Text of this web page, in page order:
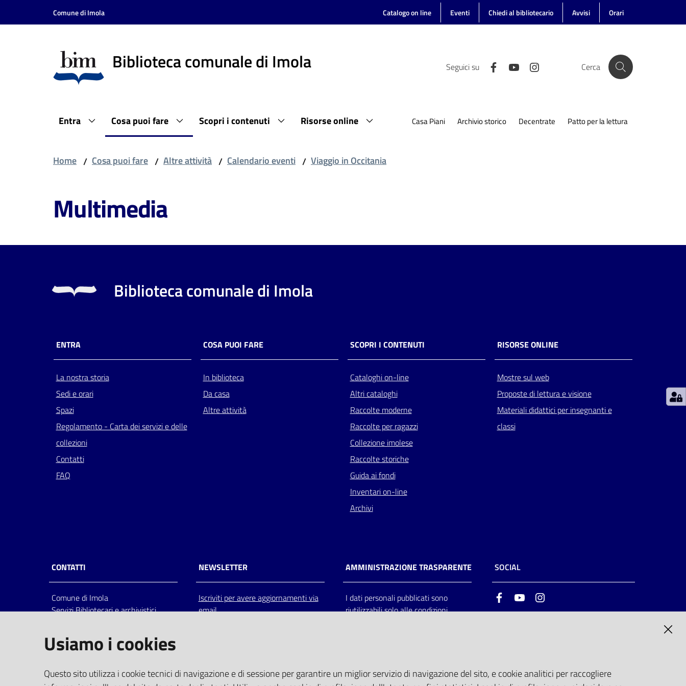
Vai al contenuto
Vai alla navigazione
Comune di Imola Catalogo on line Eventi Chiedi al bibliotecario Avvisi Orari
Biblioteca comunale di Imola Seguici su Cerca
Entra Cosa puoi fare Scopri i contenuti Risorse online Casa Piani Archivio storico Decentrate Patto per la lettura
Home / Cosa puoi fare / Altre attività / Calendario eventi / Viaggio in Occitania
Multimedia
Biblioteca comunale di Imola
ENTRA
La nostra storia
Sedi e orari
Spazi
Regolamento - Carta dei servizi e delle
collezioni
Contatti
FAQ
COSA PUOI FARE
In biblioteca
Da casa
Altre attività
SCOPRI I CONTENUTI
Cataloghi on-line
Altri cataloghi
Raccolte moderne
Raccolte per ragazzi
Collezione imolese
Raccolte storiche
Guida ai fondi
Inventari on-line
Archivi
RISORSE ONLINE
Mostre sul web
Proposte di lettura e visione
Materiali didattici per insegnanti e
classi
CONTATTI
Comune di Imola
Servizi Bibliotecari e archivistici
Italia
centralino: tel 0542.6026.36 fax
bim@comune.imola.bo.it
PEC
NEWSLETTER
Iscriviti per avere aggiornamenti via
email
AMMINISTRAZIONE TRASPARENTE
I dati personali pubblicati sono
riutilizzabili solo alle condizioni
SOCIAL
FacebookYoutube
Usiamo i cookies
Questo sito utilizza i cookie tecnici di navigazione e di sessione per garantire un miglior servizio di navigazione del sito, e cookie analitici per raccogliere